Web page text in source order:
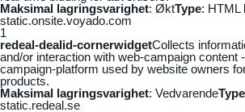
Maksimal lagringsvarighet: ØktType: HTML
static.onsite.voyado.com
1
redeal-dealid-cornerwidgetCollects
and/or interaction with web-campaign content
campaign-platform used by website owners
products.
Maksimal lagringsvarighet: VedvarendeType
static.redeal.se